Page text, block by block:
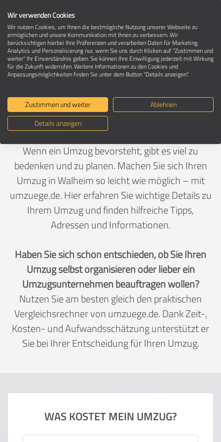
Umzug in 74399 Walheim
Ein Umzug ist Vertrauenssache
Deutschland>Baden-Württemberg>Ludwigsburg,
Landkreis>
Wenn ein Umzug bevorsteht, gibt es viel zu
bedenken und zu planen. Machen Sie sich Ihren
Umzug in Walheim so leicht wie möglich – mit
umzuege.de. Hier erfahren Sie wichtige Details zu
Ihrem Umzug und finden hilfreiche Tipps,
Adressen und Informationen.
Haben Sie sich schon entschieden, ob Sie Ihren
Umzug selbst organisieren oder lieber ein
Umzugsunternehmen beauftragen wollen?
Nutzen Sie am besten gleich den praktischen
Vergleichsrechner von umzuege.de. Dank Zeit-,
Kosten- und Aufwandsschätzung unterstützt er
Sie bei Ihrer Entscheidung für Ihren Umzug.
WAS KOSTET MEIN UMZUG?
Wir verwenden Cookies
Wir nutzen Cookies, um Ihnen die bestmögliche Nutzung unserer Webseite zu
ermöglichen und unsere Kommunikation mit Ihnen zu verbessern. Wir
berücksichtigen hierbei Ihre Präferenzen und verarbeiten Daten für Marketing,
Analytics und Personalisierung nur, wenn Sie uns durch Klicken auf "Zustimmen und
weiter" Ihr Einverständnis geben. Sie können Ihre Einwilligung jederzeit mit Wirkung
für die Zukunft widerrufen. Weitere Informationen zu den Cookies und
Anpassungsmöglichkeiten finden Sie unter dem Button "Details anzeigen".
Zustimmen und weiter
Ablehnen
Details anzeigen